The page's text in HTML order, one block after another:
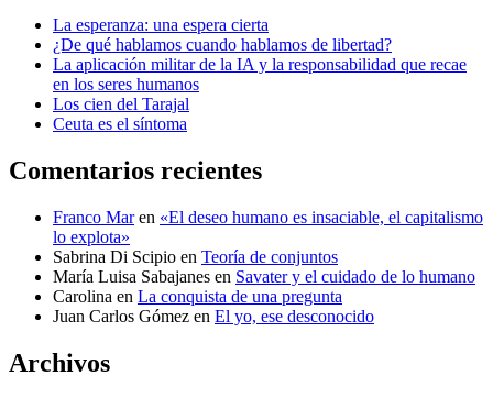
La esperanza: una espera cierta
¿De qué hablamos cuando hablamos de libertad?
La aplicación militar de la IA y la responsabilidad que recae
en los seres humanos
Los cien del Tarajal
Ceuta es el síntoma
Comentarios recientes
Franco Maren «El deseo humano es insaciable, el capitalismo
lo explota»
Sabrina Di Scipio en Teoría de conjuntos
María Luisa Sabajanes en Savater y el cuidado de lo humano
Carolina en La conquista de una pregunta
Juan Carlos Gómez en El yo, ese desconocido
Archivos